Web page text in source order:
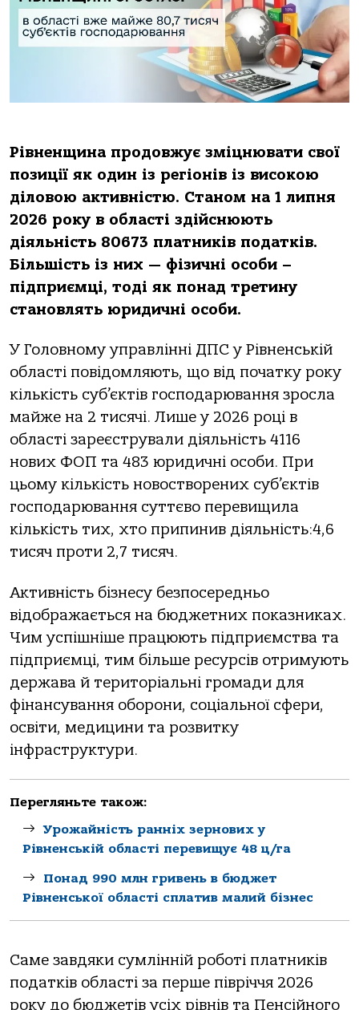
Рівненщина продовжує зміцнювати свої
позиції як один із регіонів із високою
діловою активністю. Станом на 1 липня
2026 року в області здійснюють
діяльність 80673 платників податків.
Більшість із них — фізичні особи –
підприємці, тоді як понад третину
становлять юридичні особи.
У Головному управлінні ДПС у Рівненській
області повідомляють, що від початку року
кількість суб’єктів господарювання зросла
майже на 2 тисячі. Лише у 2026 році в
області зареєстрували діяльність 4116
нових ФОП та 483 юридичні особи. При
цьому кількість новостворених суб’єктів
господарювання суттєво перевищила
кількість тих, хто припинив діяльність:4,6
тисяч проти 2,7 тисяч.
Активність бізнесу безпосередньо
відображається на бюджетних показниках.
Чим успішніше працюють підприємства та
підприємці, тим більше ресурсів отримують
держава й територіальні громади для
фінансування оборони, соціальної сфери,
освіти, медицини та розвитку
інфраструктури.
Перегляньте також:
Урожайність ранніх зернових у
Рівненській області перевищує 48 ц/га
Понад 990 млн гривень в бюджет
Рівненської області сплатив малий бізнес
Саме завдяки сумлінній роботі платників
податків області за перше півріччя 2026
року до бюджетів усіх рівнів та Пенсійного